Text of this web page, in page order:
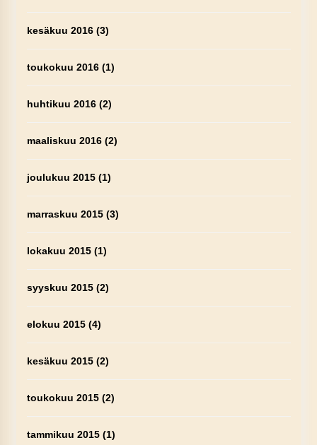
kesäkuu 2016(3)
toukokuu 2016(1)
huhtikuu 2016(2)
maaliskuu 2016(2)
joulukuu 2015(1)
marraskuu 2015(3)
lokakuu 2015(1)
syyskuu 2015(2)
elokuu 2015(4)
kesäkuu 2015(2)
toukokuu 2015(2)
tammikuu 2015(1)